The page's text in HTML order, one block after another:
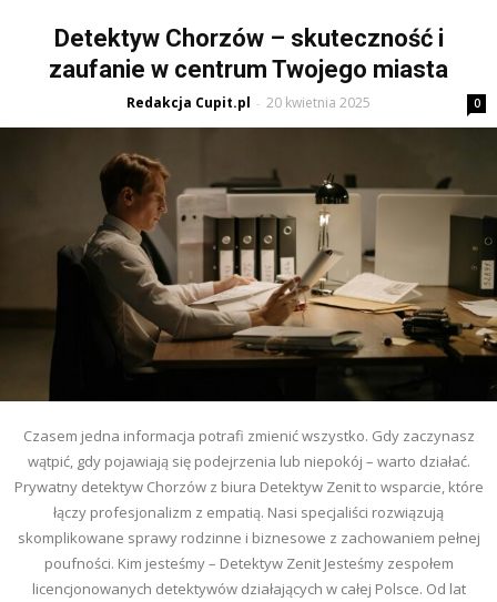
Detektyw Chorzów – skuteczność i
zaufanie w centrum Twojego miasta
Redakcja Cupit.pl - 20 kwietnia 2025 0
Czasem jedna informacja potrafi zmienić wszystko. Gdy zaczynasz
wątpić, gdy pojawiają się podejrzenia lub niepokój – warto działać.
Prywatny detektyw Chorzów z biura Detektyw Zenit to wsparcie, które
łączy profesjonalizm z empatią. Nasi specjaliści rozwiązują
skomplikowane sprawy rodzinne i biznesowe z zachowaniem pełnej
poufności. Kim jesteśmy – Detektyw Zenit Jesteśmy zespołem
licencjonowanych detektywów działających w całej Polsce. Od lat